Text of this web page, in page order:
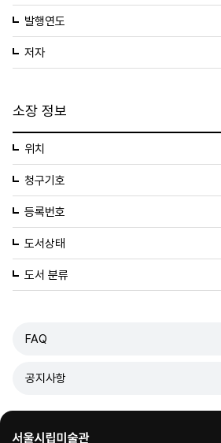
발행연도
저자
소장 정보
위치
청구기호
등록번호
도서상태
도서 분류
FAQ
공지사항